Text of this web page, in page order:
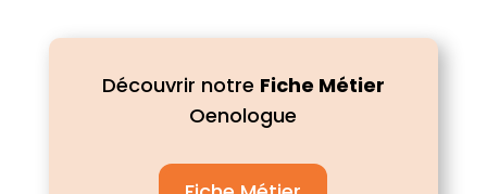
Découvrir notre Fiche Métier
Oenologue